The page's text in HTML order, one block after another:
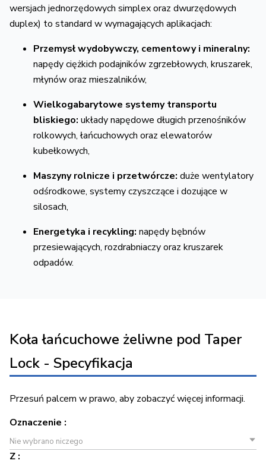
wersjach jednorzędowych simplex oraz dwurzędowych
duplex) to standard w wymagających aplikacjach:
Przemysł wydobywczy, cementowy i mineralny:
napędy ciężkich podajników zgrzebłowych, kruszarek,
młynów oraz mieszalników,
Wielkogabarytowe systemy transportu
bliskiego: układy napędowe długich przenośników
rolkowych,łańcuchowych oraz elewatorów
kubełkowych,
Maszyny rolnicze i przetwórcze: duże wentylatory
odśrodkowe, systemy czyszczące i dozujące w
silosach,
Energetyka i recykling: napędy bębnów
przesiewających, rozdrabniaczy oraz kruszarek
odpadów.
Koła łańcuchowe żeliwne pod Taper
Lock - Specyfikacja
Przesuń palcem w prawo, aby zobaczyć więcej informacji.
Oznaczenie :
Nie wybrano niczego
Z :